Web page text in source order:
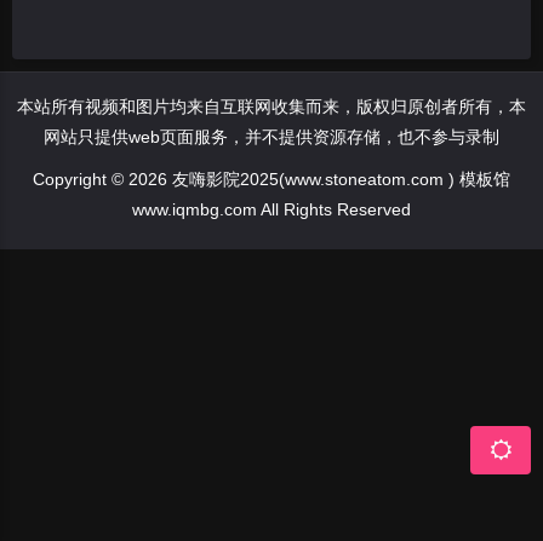
本站所有视频和图片均来自互联网收集而来，版权归原创者所有，本
网站只提供web页面服务，并不提供资源存储，也不参与录制
Copyright © 2026 友嗨影院2025(www.stoneatom.com ) 模板馆
www.iqmbg.com All Rights Reserved